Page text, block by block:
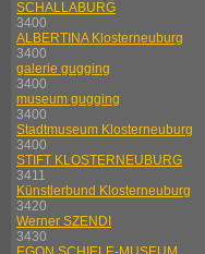
SCHALLABURG
3400
ALBERTINA Klosterneuburg
3400
galerie gugging
3400
museum gugging
3400
Stadtmuseum Klosterneuburg
3400
STIFT KLOSTERNEUBURG
3411
Künstlerbund Klosterneuburg
3420
Werner SZENDI
3430